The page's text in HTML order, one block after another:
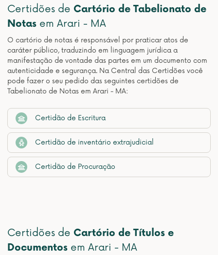
Certidões de Cartório de Tabelionato de
Notas em Arari - MA
O cartório de notas é responsável por praticar atos de
caráter público, traduzindo em linguagem jurídica a
manifestação de vontade das partes em um documento com
autenticidade e segurança. Na Central das Certidões você
pode fazer o seu pedido das seguintes certidões de
Tabelionato de Notas em Arari - MA:
Certidão de Escritura
Certidão de inventário extrajudicial
Certidão de Procuração
Certidões de Cartório de Títulos e
Documentos em Arari - MA